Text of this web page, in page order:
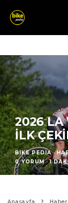
2026 LA
İLK
BIKE PEDIA ·
0 YORUM · 1